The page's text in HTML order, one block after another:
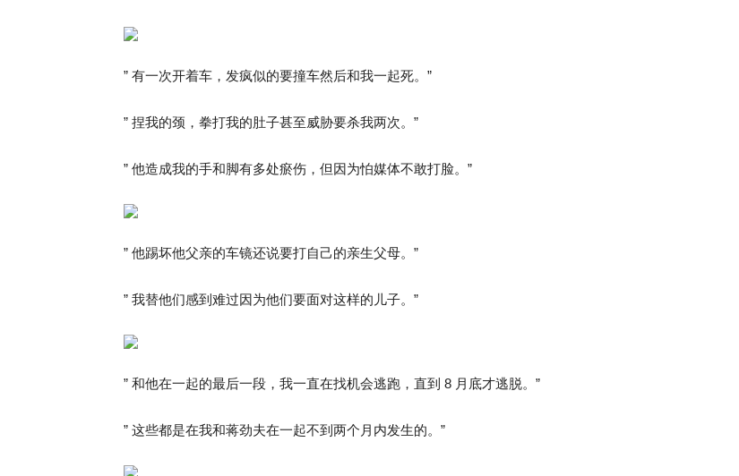
” 有一次开着车，发疯似的要撞车然后和我一起死。”
” 捏我的颈，拳打我的肚子甚至威胁要杀我两次。”
” 他造成我的手和脚有多处瘀伤，但因为怕媒体不敢打脸。”
” 他踢坏他父亲的车镜还说要打自己的亲生父母。”
” 我替他们感到难过因为他们要面对这样的儿子。”
” 和他在一起的最后一段，我一直在找机会逃跑，直到 8 月底才逃脱。”
” 这些都是在我和蒋劲夫在一起不到两个月内发生的。”